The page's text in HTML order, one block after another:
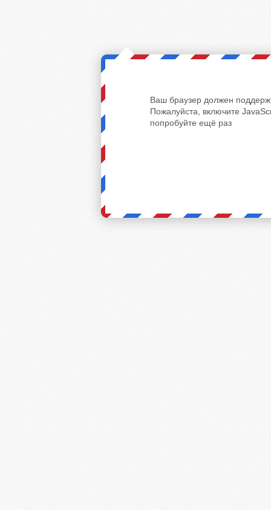
Ваш браузер должен
Пожалуйста, включите
попробуйте ещё раз